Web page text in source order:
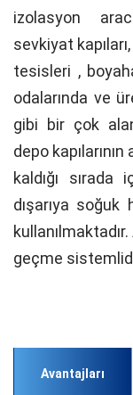
izolasyon
sevkiyat
tesisleri ,
odalarında ve
gibi bir çok
depo kapılarının
kaldığı
dışarıya soğuk
geçme
Avantajları